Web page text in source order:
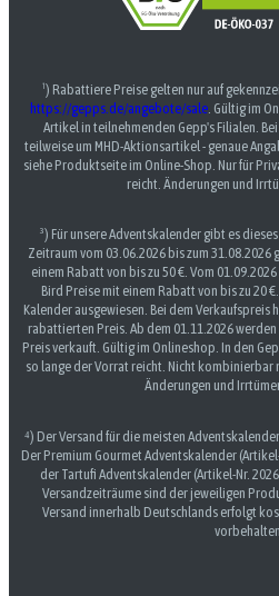
¹) Rabattiere Preise gelten nur auf
https://gepps.de/angebote/sale. Gültig im
Artikel in teilnehmenden Gepp's Filialen.
teilweise um MHD-Aktionsartikel - genaue
siehe Produktseite im Online-Shop. Nur für
reicht. Änderungen und
³) Für unsere Adventskalender gibt es
Zeitraum vom 03.06.2026 bis zum 31.08.2026
einem Rabatt von bis zu 50 €. Vom
Bird Preise mit einem Rabatt von bis zu 20
Kalender ausgewiesen. Bei dem Verkaufspreis
rabattierten Preis. Ab dem 01.11.2026
Preis verkauft. Gültig im Onlineshop. In den
so lange der Vorrat reicht. Nicht
Änderungen und
⁴) Der Versand für die meisten
Der Premium Gourmet Adventskalender
der Tartufi Adventskalender (Artikel-Nr.
Versandzeiträume sind der jeweiligen
Versand innerhalb Deutschlands erfolgt
vorbehalten.